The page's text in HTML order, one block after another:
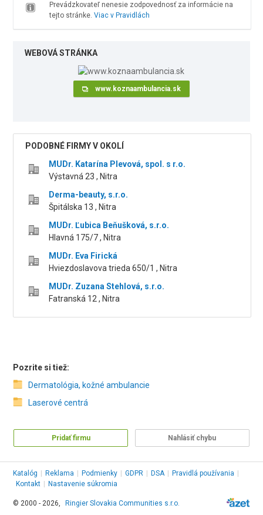
Prevádzkovateľ nenesie zodpovednosť za informácie na
tejto stránke. Viac v Pravidlách
WEBOVÁ STRÁNKA
www.koznaambulancia.sk
PODOBNÉ FIRMY V OKOLÍ
MUDr. Katarína Plevová, spol. s r.o.
Výstavná 23 , Nitra
Derma-beauty, s.r.o.
Špitálska 13 , Nitra
MUDr. Ľubica Beňušková, s.r.o.
Hlavná 175/7 , Nitra
MUDr. Eva Firická
Hviezdoslavova trieda 650/1 , Nitra
MUDr. Zuzana Stehlová, s.r.o.
Fatranská 12 , Nitra
Pozrite si tiež:
Dermatológia, kožné ambulancie
Laserové centrá
Pridať firmu Nahlásiť chybu
Katalóg Reklama Podmienky GDPR DSA Pravidlá používania
Kontakt
Nastavenie súkromia
© 2000 - 2026, Ringier Slovakia Communities s.r.o.